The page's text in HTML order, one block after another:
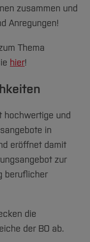
zusammen und
Anregungen!
Thema
hier!
hochwertige und
in
eröffnet damit
zur
beruflicher
die
der BO ab.